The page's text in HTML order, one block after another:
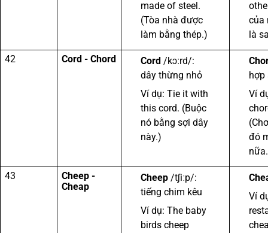
made of steel.
(Tòa nhà được
làm bằng thép.)
của
là
42 Cord - Chord Cord /kɔːrd/:
dây thừng nhỏ
Ví dụ: Tie it with
this cord. (Buộc
nó bằng sợi dây
này.)
hợp
Ví
đó
43
Cheep -
Cheap
Cheep/tʃiːp/:
tiếng chim kêu
Ví dụ: The baby
birds cheep
Ví